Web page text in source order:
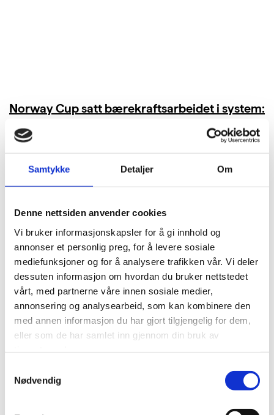
Samtykke Detaljer Om
Denne nettsiden anvender cookies
Vi bruker informasjonskapsler for å gi innhold og
annonser et personlig preg, for å levere sosiale
mediefunksjoner og for å analysere trafikken vår. Vi deler
dessuten informasjon om hvordan du bruker nettstedet
vårt, med partnerne våre innen sosiale medier,
annonsering og analysearbeid, som kan kombinere den
med annen informasjon du har gjort tilgjengelig for dem,
eller som de har samlet inn gjennom din bruk av
Nødvendig
Norway Cup satt bærekraftsarbeidet i system:
LES MER